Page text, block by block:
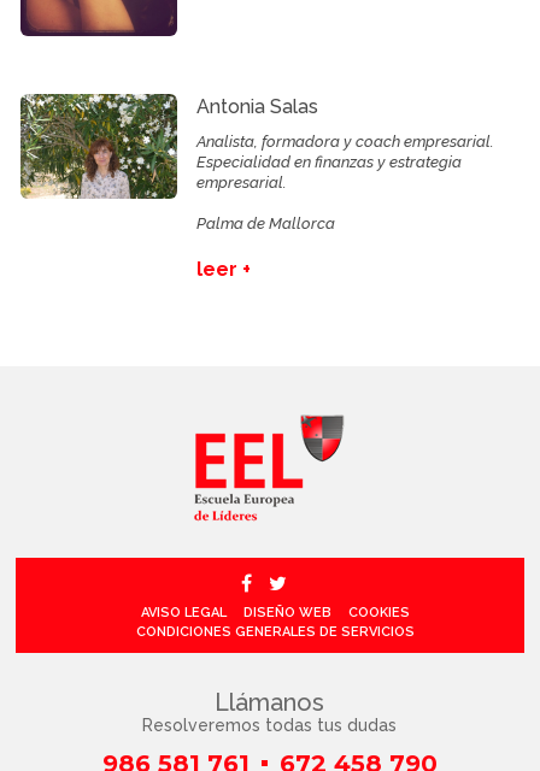
Antonia Salas
Analista, formadora y coach empresarial.
Especialidad en finanzas y estrategia
empresarial.
Palma de Mallorca
leer +
AVISO LEGAL DISEÑO WEB
COOKIES
CONDICIONES GENERALES DE SERVICIOS
Llámanos
Resolveremos todas tus dudas
986 581 761 672 458 790